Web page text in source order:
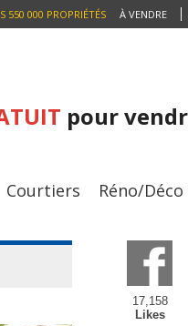
550 000 PROPRIÉTÉS À VENDRE
pour
Courtiers Réno/Déco
17,158
Likes